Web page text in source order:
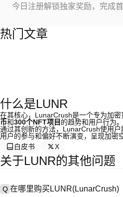
今日注册解锁独家奖励，完成
热门文章
什么是LUNR
在其核心，LunarCrush是一个专为加
币和300个NFT项目 的趋势和用户行为。
通过其创新的方法，LunarCrush使用
用户的参与和偏好不断演变，呈现加密
白皮书
X
关于LUNR的其他问题
Q 在哪里购买LUNR(LunarCrush)